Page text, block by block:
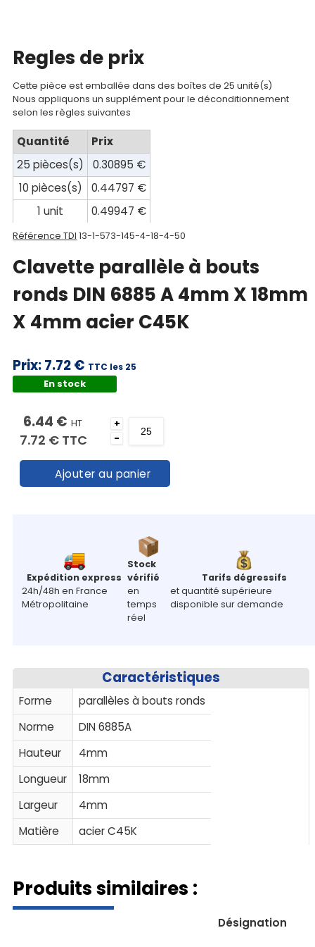
Mon
panier
Contact
Regles de prix
Cette pièce est emballée dans des boîtes de 25 unité(s)
Nous appliquons un supplément pour le déconditionnement
selon les règles suivantes
Quantité
Prix
25 pièces(s)
0.30895 €
10 pièces(s)
0.44797 €
1 unit
0.49947 €
Référence TDI 13-1-573-145-4-18-4-50
Clavette parallèle à bouts
ronds DIN 6885 A 4mm X 18mm
X 4mm acier C45K
Prix:7.72 € TTC les 25
En stock
6.44 € HT
7.72 € TTC
+
-
Ajouter au panier
Expédition express
24h/48h en France
Métropolitaine
Stock
vérifié
en
temps
réel
Tarifs dégressifs
et quantité supérieure
disponible sur demande
Caractéristiques
Forme
parallèles à bouts ronds
Norme
DIN 6885A
Hauteur
4mm
Longueur
18mm
Largeur
4mm
Matière
acier C45K
Produits similaires :
Désignation